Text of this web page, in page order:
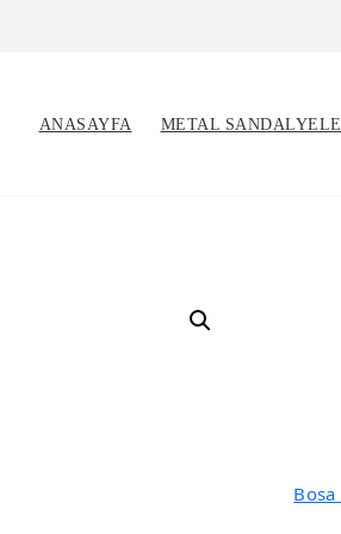
ANASAYFA METAL